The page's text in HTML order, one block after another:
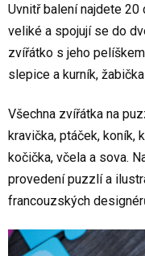
Uvnitř balení najdete
veliké a spojují se do
zvířátko s jeho
slepice a kurník,
Všechna zvířátka na
kravička, ptáček, koník,
kočička, včela a sova.
provedení puzzlí a
francouzských